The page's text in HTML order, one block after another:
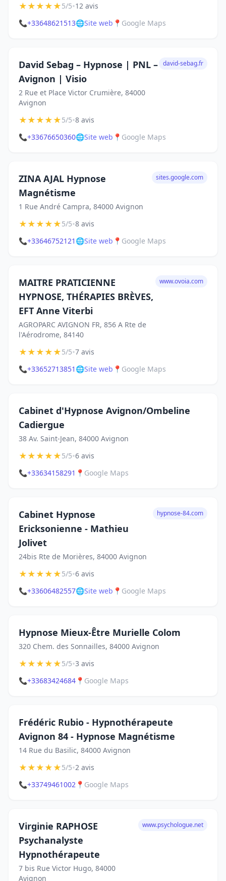
★★★★★5/5•12 avis
📞+33648621513🌐Site web 📍 Google Maps
David Sebag – Hypnose | PNL –
Avignon | Visio
2 Rue et Place Victor Crumière, 84000
Avignon
david-sebag.fr
★★★★★5/5•8 avis
📞+33676650360🌐Site web 📍 Google Maps
ZINA AJAL Hypnose
Magnétisme
1 Rue André Campra, 84000 Avignon
sites.google.com
★★★★★5/5•8 avis
📞+33646752121 🌐Site web 📍 Google Maps
MAITRE PRATICIENNE
HYPNOSE, THÉRAPIES BRÈVES,
EFT Anne Viterbi
AGROPARC AVIGNON FR, 856 A Rte de
l'Aérodrome, 84140
www.ovoia.com
★★★★★5/5•7 avis
📞+33652713851 🌐Site web 📍 Google Maps
Cabinet d'Hypnose Avignon/Ombeline
Cadiergue
38 Av. Saint-Jean, 84000 Avignon
★★★★★5/5•6 avis
📞+33634158291 📍 Google Maps
Cabinet Hypnose
Ericksonienne - Mathieu
Jolivet
24bis Rte de Morières, 84000 Avignon
hypnose-84.com
★★★★★5/5•6 avis
📞+33606482557🌐Site web 📍 Google Maps
Hypnose Mieux-Être Murielle Colom
320 Chem. des Sonnailles, 84000 Avignon
★★★★★5/5•3 avis
📞+33683424684 📍 Google Maps
Frédéric Rubio - Hypnothérapeute
Avignon 84 - Hypnose Magnétisme
14 Rue du Basilic, 84000 Avignon
★★★★★5/5•2 avis
📞+33749461002 📍 Google Maps
Virginie RAPHOSE
Psychanalyste
Hypnothérapeute
7 bis Rue Victor Hugo, 84000
Avignon
www.psychologue.net